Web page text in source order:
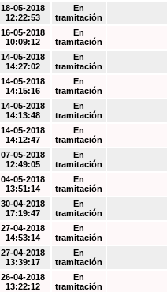
18-05-2018
12:22:53
En
tramitación
16-05-2018
10:09:12
En
tramitación
14-05-2018
14:27:02
En
tramitación
14-05-2018
14:15:16
En
tramitación
14-05-2018
14:13:48
En
tramitación
14-05-2018
14:12:47
En
tramitación
07-05-2018
12:49:05
En
tramitación
04-05-2018
13:51:14
En
tramitación
30-04-2018
17:19:47
En
tramitación
27-04-2018
14:53:14
En
tramitación
27-04-2018
13:39:17
En
tramitación
26-04-2018
13:22:12
En
tramitación